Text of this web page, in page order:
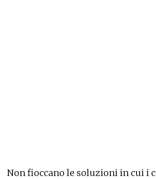
Non fioccano le soluzioni in cui i